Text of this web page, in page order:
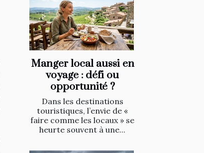
Manger local aussi en
voyage : défi ou
opportunité ?
Dans les destinations
touristiques, l’envie de «
faire comme les locaux » se
heurte souvent à une...